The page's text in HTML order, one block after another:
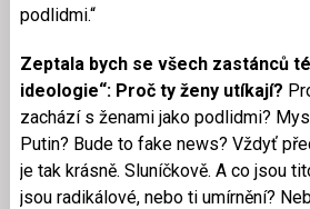
podlidmi.“
Zeptala bych se všech zastánců
ideologie“: Proč ty ženy utíkají?
zachází s ženami jako podlidmi?
Putin? Bude to fake news? Vždyť
je tak krásně. Sluníčkově. A co jsou
jsou radikálové, nebo ti umírnění?